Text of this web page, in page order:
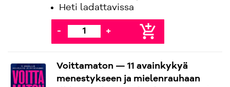
Heti ladattavissa
- + add_shopping_cart
Voittamaton — 11 avainkykyä
menestykseen ja mielenrauhaan